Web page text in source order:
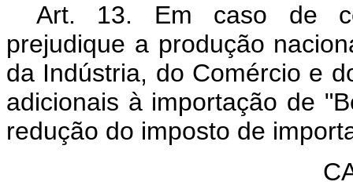
Art. 13. Em caso de
prejudique a produção
da Indústria, do Comércio e
adicionais à importação de
redução do imposto de